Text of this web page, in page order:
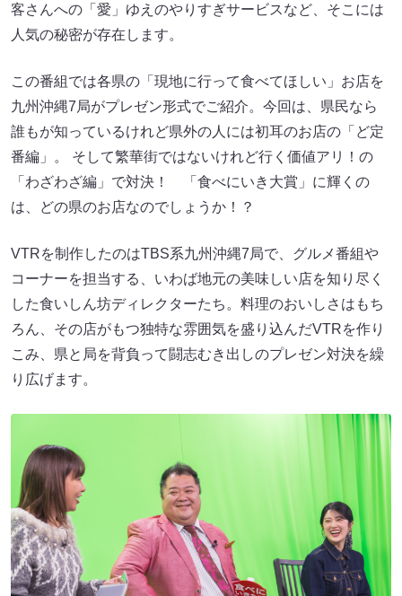
客さんへの「愛」ゆえのやりすぎサービスなど、そこには
人気の秘密が存在します。
この番組では各県の「現地に行って食べてほしい」お店を
九州沖縄7局がプレゼン形式でご紹介。今回は、県民なら
誰もが知っているけれど県外の人には初耳のお店の「ど定
番編」。 そして繁華街ではないけれど行く価値アリ！の
「わざわざ編」で対決！ 「食べにいき大賞」に輝くの
は、どの県のお店なのでしょうか！？
VTRを制作したのはTBS系九州沖縄7局で、グルメ番組や
コーナーを担当する、いわば地元の美味しい店を知り尽く
した食いしん坊ディレクターたち。料理のおいしさはもち
ろん、その店がもつ独特な雰囲気を盛り込んだVTRを作り
こみ、県と局を背負って闘志むき出しのプレゼン対決を繰
り広げます。